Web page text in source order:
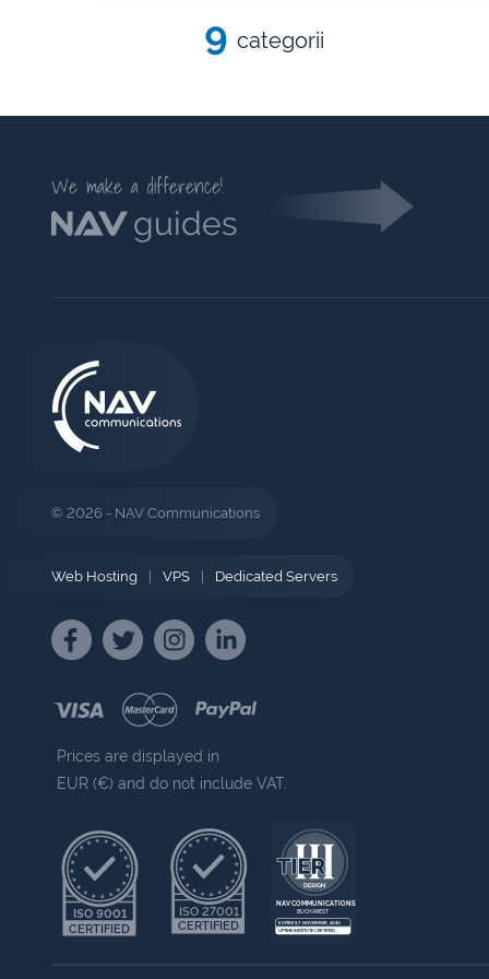
9 categorii
We make a difference!
guides
© 2026 - NAV Communications
Web Hosting VPS Dedicated Servers
Prices are displayed in
EUR (€) and do not include VAT.
ISO 9001
CERTIFIED
ISO 27001
CERTIFIED
NAV COMMUNICATIONS
BUCHAREST
EXPIRES 7 NOVEMBER 2030
UPTIME INSTITUTE CERTIFIED